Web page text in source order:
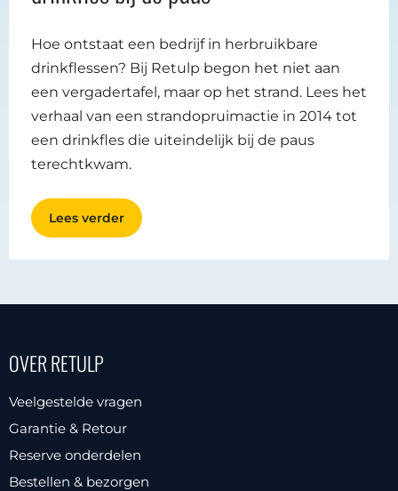
Hoe ontstaat een bedrijf in herbruikbare
drinkflessen? Bij Retulp begon het niet aan
een vergadertafel, maar op het strand. Lees het
verhaal van een strandopruimactie in 2014 tot
een drinkfles die uiteindelijk bij de paus
terechtkwam.
Lees verder
OVER RETULP
Veelgestelde vragen
Garantie & Retour
Reserve onderdelen
Bestellen & bezorgen